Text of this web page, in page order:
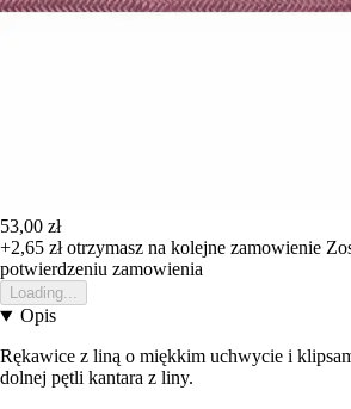
53,00 zł
+2,65 złotrzymasz na kolejne zamowienie
potwierdzeniu zamowienia
Loading...
Opis
Rękawice z liną o miękkim uchwycie i
dolnej pętli kantara z liny.